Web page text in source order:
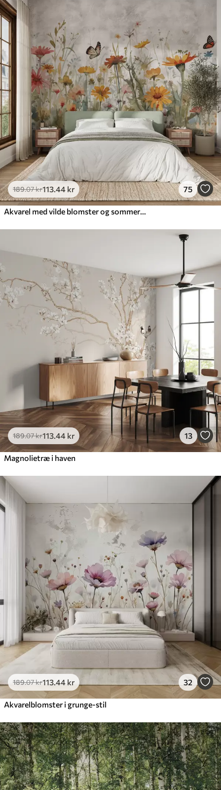
189.07kr113 .44 kr 75
189.07kr113 .44 kr 13
Magnolietræ i haven
189.07kr113 .44 kr 32
Akvarelblomster i grunge-stil